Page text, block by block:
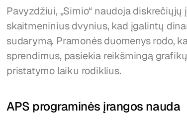
Pavyzdžiui, „Simio“ naudoja
skaitmeninius dvynius, kad įgalintų
sudarymą. Pramonės duomenys rodo,
sprendimus, pasiekia reikšmingą
pristatymo laiku rodiklius.
APS programinės įrangos nauda